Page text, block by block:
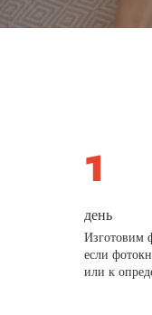
день
Изготовим
если
или к